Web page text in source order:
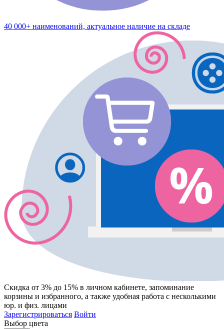
40 000+ наименований, актуальное наличие на складе
Скидка от 3% до 15% в личном кабинете, запоминание
корзины и избранного, а также удобная работа с несколькими
юр. и физ. лицами
Зарегистрироваться Войти
Выбор цвета